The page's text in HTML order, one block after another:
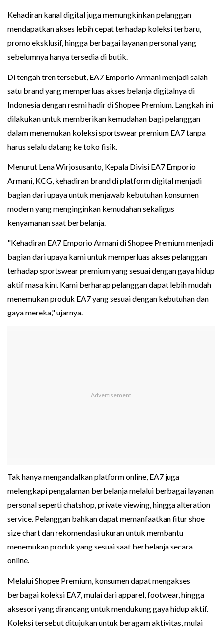
Kehadiran kanal digital juga memungkinkan pelanggan
mendapatkan akses lebih cepat terhadap koleksi terbaru,
promo eksklusif, hingga berbagai layanan personal yang
sebelumnya hanya tersedia di butik.
Di tengah tren tersebut, EA7 Emporio Armani menjadi salah
satu brand yang memperluas akses belanja digitalnya di
Indonesia dengan resmi hadir di Shopee Premium. Langkah ini
dilakukan untuk memberikan kemudahan bagi pelanggan
dalam menemukan koleksi sportswear premium EA7 tanpa
harus selalu datang ke toko fisik.
Menurut Lena Wirjosusanto, Kepala Divisi EA7 Emporio
Armani, KCG, kehadiran brand di platform digital menjadi
bagian dari upaya untuk menjawab kebutuhan konsumen
modern yang menginginkan kemudahan sekaligus
kenyamanan saat berbelanja.
"Kehadiran EA7 Emporio Armani di Shopee Premium menjadi
bagian dari upaya kami untuk memperluas akses pelanggan
terhadap sportswear premium yang sesuai dengan gaya hidup
aktif masa kini. Kami berharap pelanggan dapat lebih mudah
menemukan produk EA7 yang sesuai dengan kebutuhan dan
gaya mereka," ujarnya.
Tak hanya mengandalkan platform online, EA7 juga
melengkapi pengalaman berbelanja melalui berbagai layanan
personal seperti chatshop, private viewing, hingga alteration
service. Pelanggan bahkan dapat memanfaatkan fitur shoe
size chart dan rekomendasi ukuran untuk membantu
menemukan produk yang sesuai saat berbelanja secara
online.
Melalui Shopee Premium, konsumen dapat mengakses
berbagai koleksi EA7, mulai dari apparel, footwear, hingga
aksesori yang dirancang untuk mendukung gaya hidup aktif.
Koleksi tersebut ditujukan untuk beragam aktivitas, mulai